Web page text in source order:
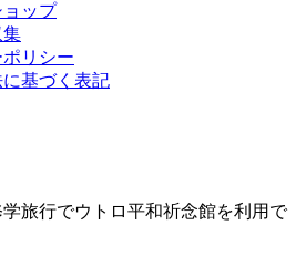
ップ
集
リシー
基づく表記